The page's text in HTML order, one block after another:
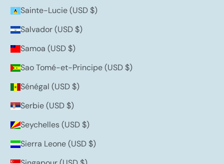
Sainte-Lucie (USD $)
Salvador (USD $)
Samoa (USD $)
Sao Tomé-et-Principe (USD $)
Sénégal (USD $)
Serbie (USD $)
Seychelles (USD $)
Sierra Leone (USD $)